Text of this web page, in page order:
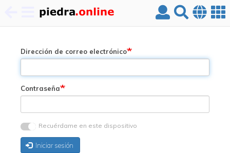
contenido
principal
Dirección de correo electrónico
Contraseña
Recuérdame en este dispositivo
Iniciar sesión